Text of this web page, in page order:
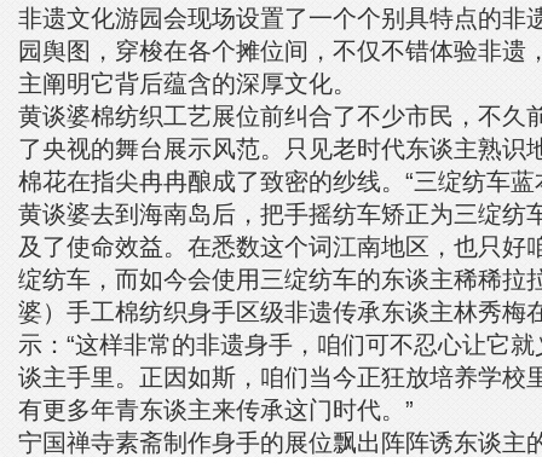
非遗文化游园会现场设置了一个个别具特点的非
园舆图，穿梭在各个摊位间，不仅不错体验非遗
主阐明它背后蕴含的深厚文化。
黄谈婆棉纺织工艺展位前纠合了不少市民，不久
了央视的舞台展示风范。只见老时代东谈主熟识
棉花在指尖冉冉酿成了致密的纱线。“三绽纺车
黄谈婆去到海南岛后，把手摇纺车矫正为三绽纺
及了使命效益。在悉数这个词江南地区，也只好
绽纺车，而如今会使用三绽纺车的东谈主稀稀拉
婆）手工棉纺织身手区级非遗传承东谈主林秀梅
示：“这样非常的非遗身手，咱们可不忍心让它
谈主手里。正因如斯，咱们当今正狂放培养学校
有更多年青东谈主来传承这门时代。”
宁国禅寺素斋制作身手的展位飘出阵阵诱东谈主